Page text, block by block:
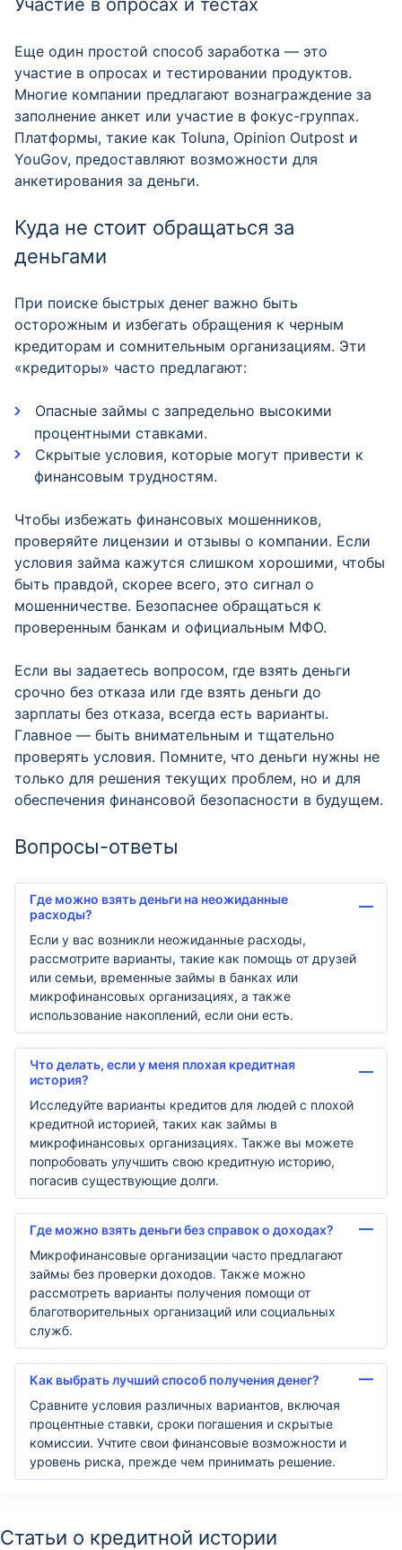
Участие в опросах и тестах
Еще один простой способ заработка — это
участие в опросах и тестировании продуктов.
Многие компании предлагают вознаграждение за
заполнение анкет или участие в фокус-группах.
Платформы, такие как Toluna, Opinion Outpost и
YouGov, предоставляют возможности для
анкетирования за деньги.
Куда не стоит обращаться за
деньгами
При поиске быстрых денег важно быть
осторожным и избегать обращения к черным
кредиторам и сомнительным организациям. Эти
«кредиторы» часто предлагают:
Опасные займы с запредельно высокими
процентными ставками.
Скрытые условия, которые могут привести к
финансовым трудностям.
Чтобы избежать финансовых мошенников,
проверяйте лицензии и отзывы о компании. Если
условия займа кажутся слишком хорошими, чтобы
быть правдой, скорее всего, это сигнал о
мошенничестве. Безопаснее обращаться к
проверенным банкам и официальным МФО.
Если вы задаетесь вопросом, где взять деньги
срочно без отказа или где взять деньги до
зарплаты без отказа, всегда есть варианты.
Главное — быть внимательным и тщательно
проверять условия. Помните, что деньги нужны не
только для решения текущих проблем, но и для
обеспечения финансовой безопасности в будущем.
Вопросы-ответы
Где можно взять деньги на неожиданные
расходы?
Если у вас возникли неожиданные расходы,
рассмотрите варианты, такие как помощь от друзей
или семьи, временные займы в банках или
микрофинансовых организациях, а также
использование накоплений, если они есть.
Что делать, если у меня плохая кредитная
история?
Исследуйте варианты кредитов для людей с плохой
кредитной историей, таких как займы в
микрофинансовых организациях. Также вы можете
попробовать улучшить свою кредитную историю,
погасив существующие долги.
Где можно взять деньги без справок о доходах?
Микрофинансовые организации часто предлагают
займы без проверки доходов. Также можно
рассмотреть варианты получения помощи от
благотворительных организаций или социальных
служб.
Как выбрать лучший способ получения денег?
Сравните условия различных вариантов, включая
процентные ставки, сроки погашения и скрытые
комиссии. Учтите свои финансовые возможности и
уровень риска, прежде чем принимать решение.
Статьи о кредитной истории